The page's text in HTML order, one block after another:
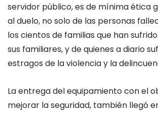
servidor público, es de mínima ética
al duelo, no solo de las personas
los cientos de familias que han
sus familiares, y de quienes a diario
estragos de la violencia y la
La entrega del equipamiento con el
mejorar la seguridad, también llegó